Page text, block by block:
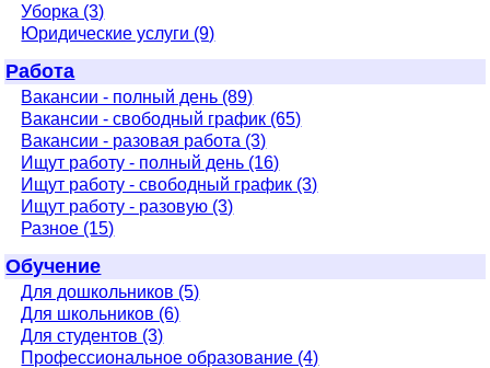
Уборка (3)
Юридические услуги (9)
Работа
Вакансии - полный день (89)
Вакансии - свободный график (65)
Вакансии - разовая работа (3)
Ищут работу - полный день (16)
Ищут работу - свободный график (3)
Ищут работу - разовую (3)
Разное (15)
Обучение
Для дошкольников (5)
Для школьников (6)
Для студентов (3)
Профессиональное образование (4)